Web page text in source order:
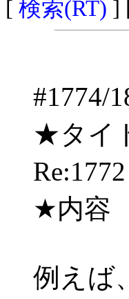
[ 検索(RT) ]
★タイ
★内容
例えば